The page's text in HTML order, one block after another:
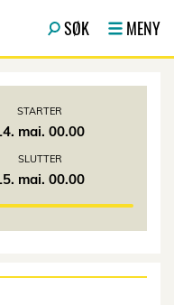
SØK MENY
STARTER
mai. 00.00
SLUTTER
mai. 00.00